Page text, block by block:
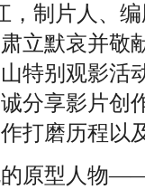
，制片人、
立默哀并敬
特别观影活
分享影片创
打磨历程以
的原型人物